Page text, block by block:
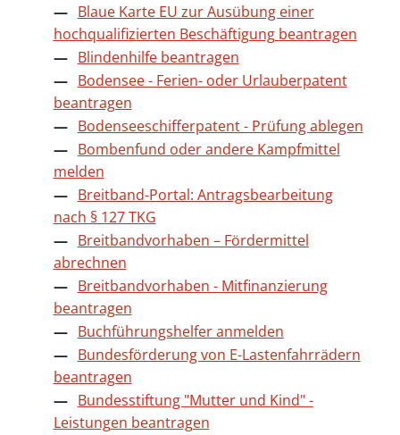
Blaue Karte EU zur Ausübung einer
hochqualifizierten Beschäftigung beantragen
Blindenhilfe beantragen
Bodensee - Ferien- oder Urlauberpatent
beantragen
Bodenseeschifferpatent - Prüfung ablegen
Bombenfund oder andere Kampfmittel
melden
Breitband-Portal: Antragsbearbeitung
nach § 127 TKG
Breitbandvorhaben – Fördermittel
abrechnen
Breitbandvorhaben - Mitfinanzierung
beantragen
Buchführungshelfer anmelden
Bundesförderung von E-Lastenfahrrädern
beantragen
Bundesstiftung "Mutter und Kind" -
Leistungen beantragen